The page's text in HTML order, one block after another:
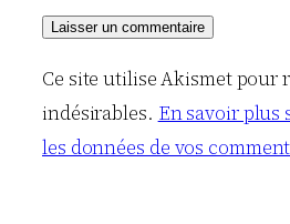
Ce site utilise Akismet pour
indésirables. En savoir plus
les données de vos